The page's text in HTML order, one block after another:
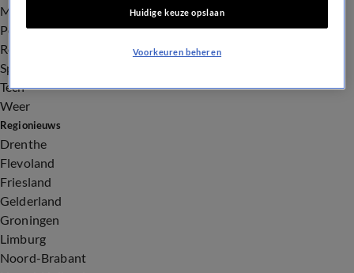
Milieu en Gezondheid
Politiek
Royalty
Sport
Tech
Weer
Regionieuws
Drenthe
Flevoland
Friesland
Gelderland
Groningen
Limburg
Noord-Brabant
Huidige keuze opslaan
Voorkeuren beheren